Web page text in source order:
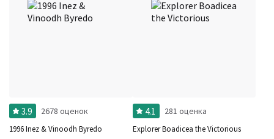
3.9 2678 оценок
1996 Inez & Vinoodh Byredo
4.1 281 оценка
Explorer Boadicea the Victorious